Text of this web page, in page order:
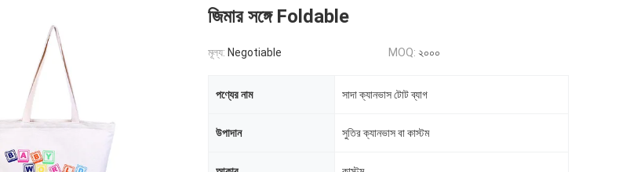
জিমার সঙ্গে Foldable
মূল্য: Negotiable MOQ: ২০০০
পণ্যের নাম সাদা ক্যানভাস টোট ব্যাগ
উপাদান সুতির ক্যানভাস বা কাস্টম